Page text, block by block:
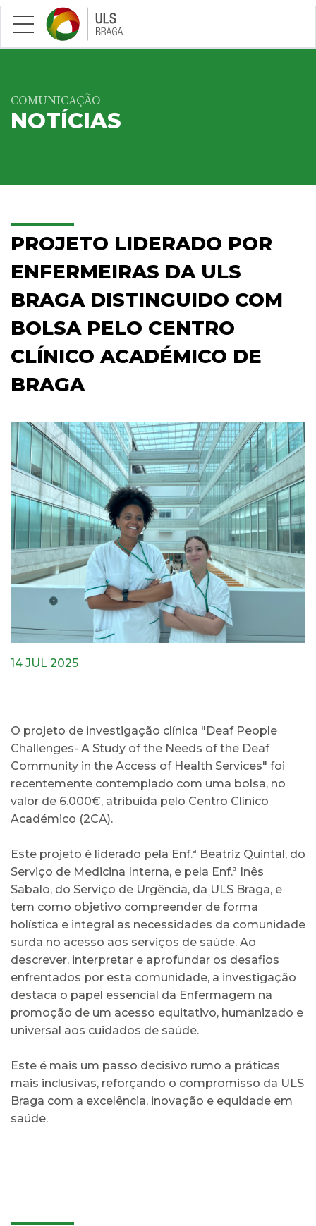
Saltar para conteúdo principal
COMUNICAÇÃO
NOTÍCIAS
PROJETO LIDERADO POR
ENFERMEIRAS DA ULS
BRAGA DISTINGUIDO COM
BOLSA PELO CENTRO
CLÍNICO ACADÉMICO DE
BRAGA
14 JUL 2025
O projeto de investigação clínica "Deaf People
Challenges- A Study of the Needs of the Deaf
Community in the Access of Health Services" foi
recentemente contemplado com uma bolsa, no
valor de 6.000€, atribuída pelo Centro Clínico
Académico (2CA).
Este projeto é liderado pela Enf.ª Beatriz Quintal, do
Serviço de Medicina Interna, e pela Enf.ª Inês
Sabalo, do Serviço de Urgência, da ULS Braga, e
tem como objetivo compreender de forma
holística e integral as necessidades da comunidade
surda no acesso aos serviços de saúde. Ao
descrever, interpretar e aprofundar os desafios
enfrentados por esta comunidade, a investigação
destaca o papel essencial da Enfermagem na
promoção de um acesso equitativo, humanizado e
universal aos cuidados de saúde.
Este é mais um passo decisivo rumo a práticas
mais inclusivas, reforçando o compromisso da ULS
Braga com a excelência, inovação e equidade em
saúde.